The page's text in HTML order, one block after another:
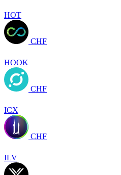
HOT
CHF
HOOK
CHF
ICX
CHF
ILV